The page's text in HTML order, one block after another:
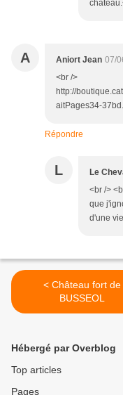
A Aniort Jean 07/
<br />
http://
aitPages34-
Répondre
L Le
<br />
que
d'une
< Château fort de
BUSSEOL
Hébergé par Overblog
Top articles
Pages